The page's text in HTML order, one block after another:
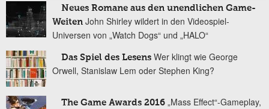
Neues Romane aus den unendlichen Game-
Weiten John Shirley wildert in den Videospiel-
Universen von „Watch Dogs“ und „HALO“
Das Spiel des Lesens Wer klingt wie George
Orwell, Stanislaw Lem oder Stephen King?
The Game Awards 2016 „Mass Effect“-Gameplay,